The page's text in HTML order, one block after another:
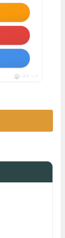
ポチップ